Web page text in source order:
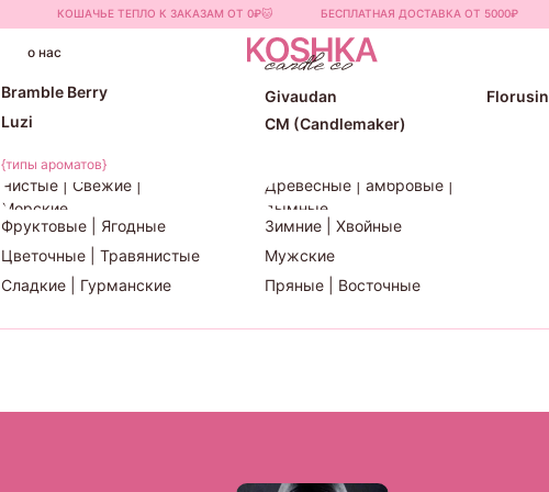
БЕСПЛАТНАЯ ДОСТАВКА ОТ 5000₽
КОШАЧЬЕ ТЕПЛО К ЗАКАЗАМ ОТ 0₽🐱
о нас
{типы ароматов}
TheFlamingCandle
Bramble Berry
Luzi
Florusin
CM (Candlemaker)
Givaudan
Scent Memory
Чистые | Свежие |
Морские
Древесные | амбровые |
дымные
Цветочные | Травянистые
Фруктовые | Ягодные
Сладкие | Гурманские
Зимние | Хвойные
Мужские
Пряные | Восточные